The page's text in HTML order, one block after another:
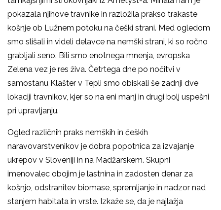
pokazala njihove travnike in razložila prakso trakaste
košnje ob Lužnem potoku na češki strani. Med ogledom
smo slišali in videli delavce na nemški strani, ki so ročno
grabljali seno. Bili smo enotnega mnenja, evropska
Zelena vez je res živa. Četrtega dne po nočitvi v
samostanu Klašter v Tepli smo obiskali še zadnji dve
lokaciji travnikov, kjer so na eni manj in drugi bolj uspešni
pri upravljanju.
Ogled različnih praks nemških in čeških
naravovarstvenikov je dobra popotnica za izvajanje
ukrepov v Sloveniji in na Madžarskem. Skupni
imenovalec obojim je lastnina in zadosten denar za
košnjo, odstranitev biomase, spremljanje in nadzor nad
stanjem habitata in vrste. Izkaže se, da je najlažja